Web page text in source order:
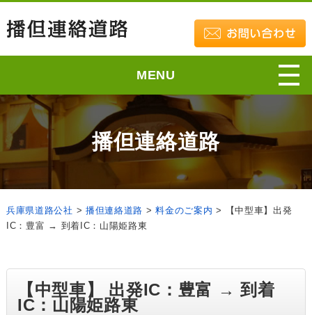
MENU
播但連絡道路
兵庫県道路公社 > 播但連絡道路 >料金のご案内 >
【中型車】出発
IC：豊富 → 到着IC：山陽姫路東
【中型車】 出発IC：豊富 → 到着
IC：山陽姫路東